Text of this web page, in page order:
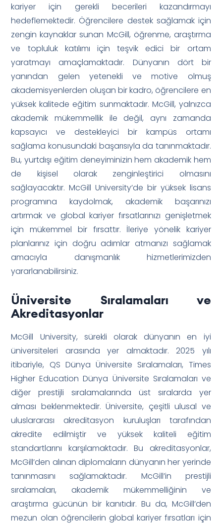
kariyer için gerekli becerileri kazandırmayı
hedeflemektedir. Öğrencilere destek sağlamak için
zengin kaynaklar sunan McGill, öğrenme, araştırma
ve topluluk katılımı için teşvik edici bir ortam
yaratmayı amaçlamaktadır. Dünyanın dört bir
yanından gelen yetenekli ve motive olmuş
akademisyenlerden oluşan bir kadro, öğrencilere en
yüksek kalitede eğitim sunmaktadır. McGill, yalnızca
akademik mükemmellik ile değil, aynı zamanda
kapsayıcı ve destekleyici bir kampüs ortamı
sağlama konusundaki başarısıyla da tanınmaktadır.
Bu, yurtdışı eğitim deneyiminizin hem akademik hem
de kişisel olarak zenginleştirici olmasını
sağlayacaktır. McGill University’de bir yüksek lisans
programına kaydolmak, akademik başarınızı
artırmak ve global kariyer fırsatlarınızı genişletmek
için mükemmel bir fırsattır. İleriye yönelik kariyer
planlarınız için doğru adımlar atmanızı sağlamak
amacıyla danışmanlık hizmetlerimizden
yararlanabilirsiniz.
Üniversite Sıralamaları ve
Akreditasyonlar
McGill University, sürekli olarak dünyanın en iyi
üniversiteleri arasında yer almaktadır. 2025 yılı
itibariyle, QS Dünya Üniversite Sıralamaları, Times
Higher Education Dünya Üniversite Sıralamaları ve
diğer prestijli sıralamalarında üst sıralarda yer
alması beklenmektedir. Üniversite, çeşitli ulusal ve
uluslararası akreditasyon kuruluşları tarafından
akredite edilmiştir ve yüksek kaliteli eğitim
standartlarını karşılamaktadır. Bu akreditasyonlar,
McGill’den alınan diplomaların dünyanın her yerinde
tanınmasını sağlamaktadır. McGill’in prestijli
sıralamaları, akademik mükemmelliğinin ve
araştırma gücünün bir kanıtıdır. Bu da, McGill’den
mezun olan öğrencilerin global kariyer fırsatları için